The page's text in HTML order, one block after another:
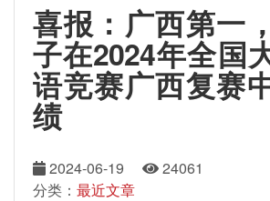
喜报：广西第一
子在2024年全国
语竞赛广西复赛
绩
2024-06-19
24061
分类： 最近文章